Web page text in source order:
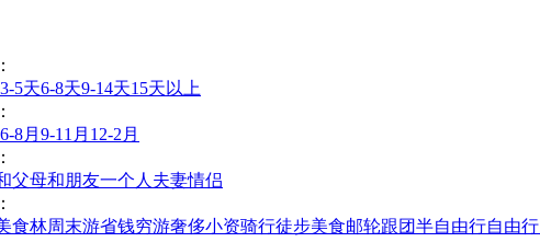
：
3-5天6-8天9-14天15天以上
：
6-8月 9-11月 12-2月
：
父母和朋友一个人 夫妻情侣
：
食林周末游省钱穷游奢侈小资骑行徒步美食邮轮跟团半自由行自由行